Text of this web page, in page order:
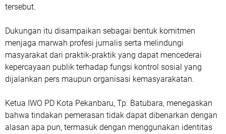
tersebut.
Dukungan itu disampaikan sebagai bentuk komitmen
menjaga marwah profesi jurnalis serta melindungi
masyarakat dari praktik-praktik yang dapat mencederai
kepercayaan publik terhadap fungsi kontrol sosial yang
dijalankan pers maupun organisasi kemasyarakatan.
Ketua IWO PD Kota Pekanbaru, Tp. Batubara, menegaskan
bahwa tindakan pemerasan tidak dapat dibenarkan dengan
alasan apa pun, termasuk dengan menggunakan identitas